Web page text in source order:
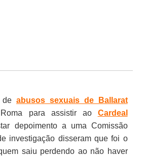
de abusos sexuais de Ballarat
para assistir ao Cardeal
depoimento a uma Comissão
investigação disseram que foi o
saiu perdendo ao não haver